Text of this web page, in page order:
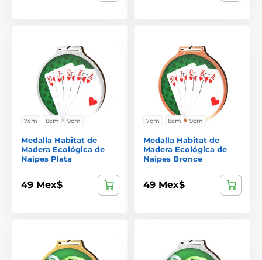
7cm 8cm 9cm
Medalla Habitat de
Madera Ecológica de
Naipes Plata
49 Mex$
7cm 8cm 9cm
Medalla Habitat de
Madera Ecológica de
Naipes Bronce
49 Mex$